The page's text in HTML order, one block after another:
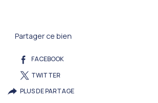
Partager ce bien
FACEBOOK
TWITTER
PLUS DE PARTAGE